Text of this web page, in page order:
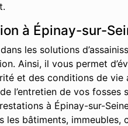
à Épinay-sur-
les solutions
Ainsi, il vous permet
et des conditions de vie
l’entretien de vos fosses
à Épinay-sur-
bâtiments,